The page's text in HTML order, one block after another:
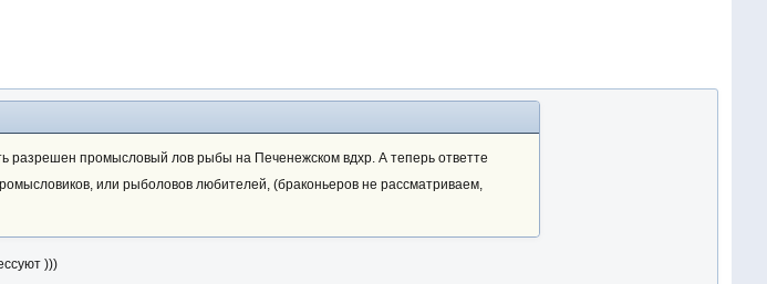
разрешен промысловый лов рыбы на Печенежском вдхр. А теперь ответте
или рыболовов любителей, (браконьеров не рассматриваем,
)))